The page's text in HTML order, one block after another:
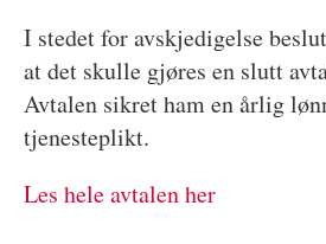
I stedet for avskjedigelse
at det skulle gjøres en slutt
Avtalen sikret ham en årlig
tjenesteplikt.
Les hele avtalen her